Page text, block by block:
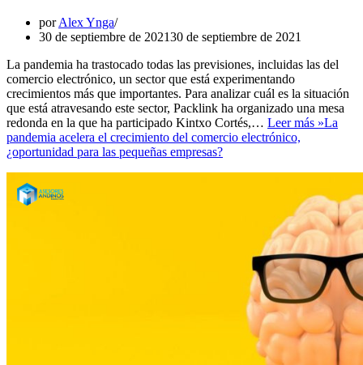
porAlex Ynga
30 de septiembre de 202130 de septiembre de 2021
La pandemia ha trastocado todas las previsiones, incluidas las del
comercio electrónico, un sector que está experimentando
crecimientos más que importantes. Para analizar cuál es la situación
que está atravesando este sector, Packlink ha organizado una mesa
redonda en la que ha participado Kintxo Cortés,… Leer más »La
pandemia acelera el crecimiento del comercio electrónico,
¿oportunidad para las pequeñas empresas?